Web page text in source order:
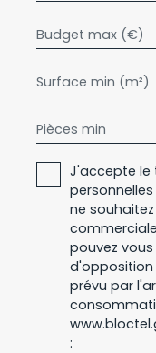
Budget max (€)
Surface min (m²)
Pièces min
J'accepte le
personnelles
ne
pouvez
d'opposition
prévu par
: